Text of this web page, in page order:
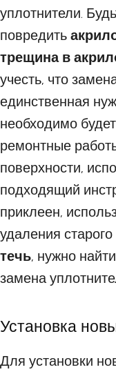
уплотнители.
повредить
трещина в
учесть, что
единственная
необходимо
ремонтные
поверхности,
подходящий
приклеен,
удаления
течь, нужно
замена
Установка
Для установки